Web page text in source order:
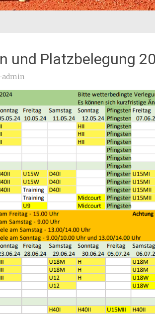
und Platzbelegung
admin